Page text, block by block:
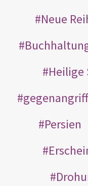
Neue
Heilige
gegenangriff
Persien